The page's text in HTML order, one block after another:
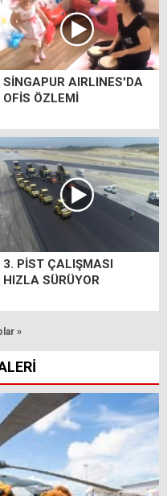
SİNGAPUR AIRLINES'DA
OFİS ÖZLEMİ
3. PİST ÇALIŞMASI
HIZLA SÜRÜYOR
»